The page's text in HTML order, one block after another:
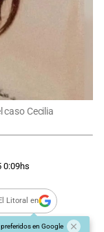
caso Cecilia
0:09hs
Litoral en
en Google